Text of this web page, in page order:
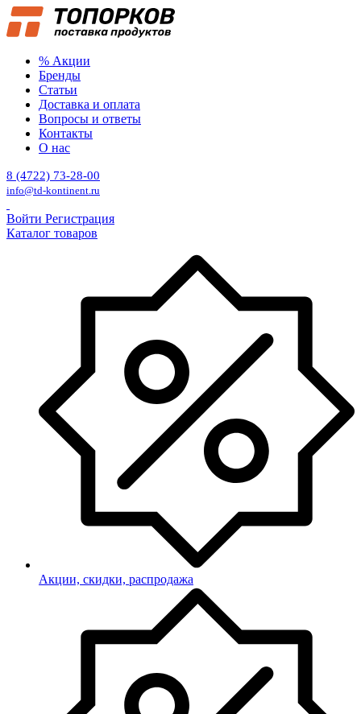
% Акции
Бренды
Статьи
Доставка и оплата
Вопросы и ответы
Контакты
О нас
8 (4722) 73-28-00
info@td-kontinent.ru
Войти Регистрация
Каталог товаров
Акции, скидки, распродажа